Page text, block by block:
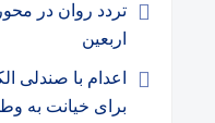
تردد روان در
اربعین
اعدام با صندلی
برای خیانت به